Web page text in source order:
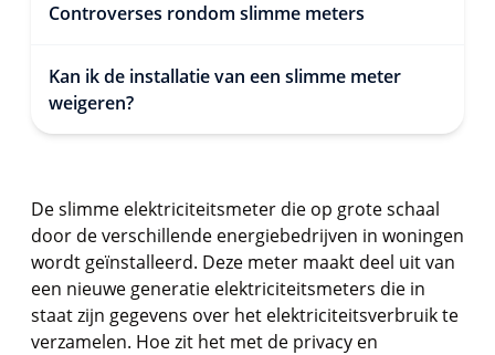
Controverses rondom slimme meters
Kan ik de installatie van een slimme meter
weigeren?
De slimme elektriciteitsmeter die op grote schaal
door de verschillende energiebedrijven in woningen
wordt geïnstalleerd. Deze meter maakt deel uit van
een nieuwe generatie elektriciteitsmeters die in
staat zijn gegevens over het elektriciteitsverbruik te
verzamelen. Hoe zit het met de privacy en